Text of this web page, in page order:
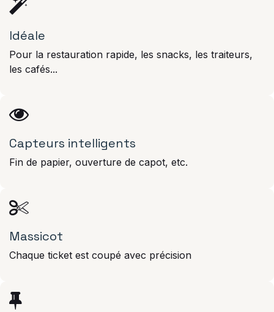
Idéale
Pour la restauration rapide, les snacks, les traiteurs,
les cafés...
Capteurs intelligents
Fin de papier, ouverture de capot, etc.
Massicot
Chaque ticket est coupé avec précision